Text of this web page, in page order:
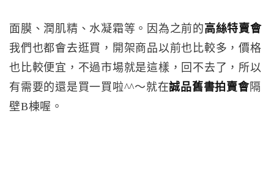
面膜、潤肌精、水凝霜等。因為之前的高絲特賣會
我們也都會去逛買，開架商品以前也比較多，價格
也比較便宜，不過市場就是這樣，回不去了，所以
有需要的還是買一買啦^^～就在誠品舊書拍賣會隔
壁B棟喔。